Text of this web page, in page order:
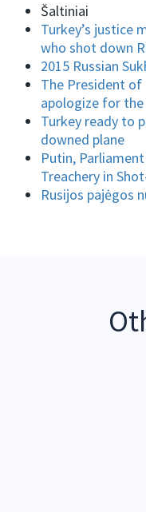
Šaltiniai
Turkey’s justice
who shot down
2015 Russian
The President
apologize for
Turkey ready to
downed plane
Putin,
Treachery in
Rusijos pajėgos